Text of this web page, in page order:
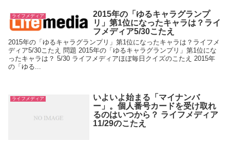
ライフメディア
2015年の「ゆるキャラグランプ
リ」第1位になったキャラは？ライ
フメディア5/30こたえ
2015年の「ゆるキャラグランプリ」第1位になったキャラは？ライフメ
ディア5/30こたえ 問題 2015年の「ゆるキャラグランプリ」第1位にな
ったキャラは？ 5/30 ライフメディアほぼ毎日クイズのこたえ 2015年
の「ゆる...
ライフメディア
いよいよ始まる「マイナンバ
ー」。個人番号カードを受け取れ
るのはいつから？ ライフメディア
11/29のこたえ